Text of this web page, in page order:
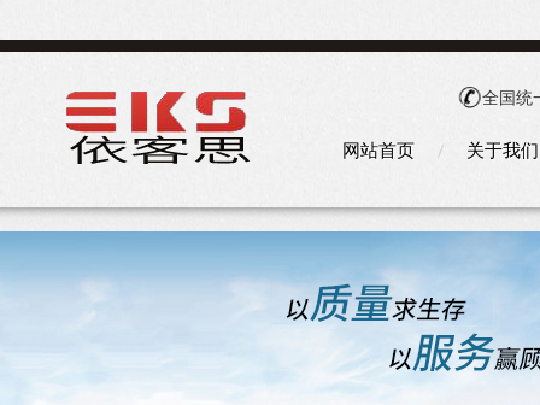
全国统
网站首页 关于我们